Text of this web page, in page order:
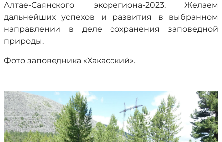
Алтае-Саянского экорегиона-2023. Желаем
дальнейших успехов и развития в выбранном
направлении в деле сохранения заповедной
природы.
Фото заповедника «Хакасский».